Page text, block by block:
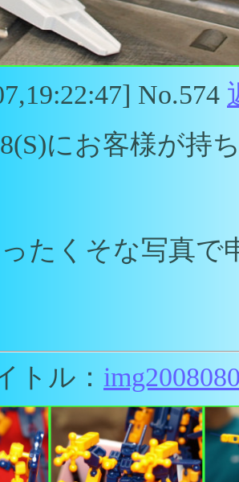
No.574
にお客様が持
たくそな写真で
トル：